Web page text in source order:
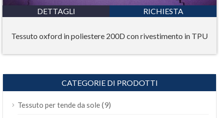
DETTAGLI RICHIESTA
Tessuto oxford in poliestere 200D con rivestimento in TPU
CATEGORIE DI PRODOTTI
Tessuto per tende da sole(9)